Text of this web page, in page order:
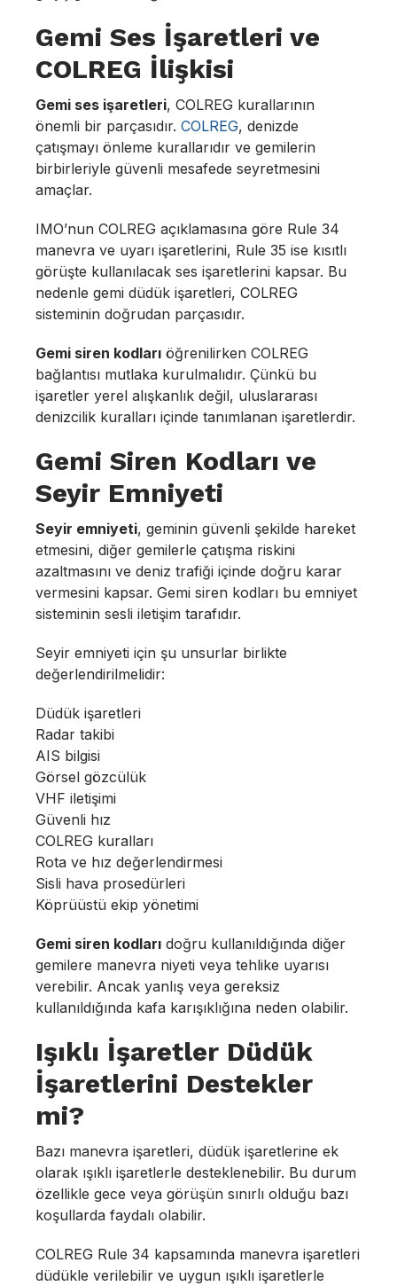
Gemi Ses İşaretleri ve
COLREG İlişkisi
Gemi ses işaretleri, COLREG kurallarının
önemli bir parçasıdır. COLREG, denizde
çatışmayı önleme kurallarıdır ve gemilerin
birbirleriyle güvenli mesafede seyretmesini
amaçlar.
IMO’nun COLREG açıklamasına göre Rule 34
manevra ve uyarı işaretlerini, Rule 35 ise kısıtlı
görüşte kullanılacak ses işaretlerini kapsar. Bu
nedenle gemi düdük işaretleri, COLREG
sisteminin doğrudan parçasıdır.
Gemi siren kodları öğrenilirken COLREG
bağlantısı mutlaka kurulmalıdır. Çünkü bu
işaretler yerel alışkanlık değil, uluslararası
denizcilik kuralları içinde tanımlanan işaretlerdir.
Gemi Siren Kodları ve
Seyir Emniyeti
Seyir emniyeti, geminin güvenli şekilde hareket
etmesini, diğer gemilerle çatışma riskini
azaltmasını ve deniz trafiği içinde doğru karar
vermesini kapsar. Gemi siren kodları bu emniyet
sisteminin sesli iletişim tarafıdır.
Seyir emniyeti için şu unsurlar birlikte
değerlendirilmelidir:
Düdük işaretleri
Radar takibi
AIS bilgisi
Görsel gözcülük
VHF iletişimi
Güvenli hız
COLREG kuralları
Rota ve hız değerlendirmesi
Sisli hava prosedürleri
Köprüüstü ekip yönetimi
Gemi siren kodları doğru kullanıldığında diğer
gemilere manevra niyeti veya tehlike uyarısı
verebilir. Ancak yanlış veya gereksiz
kullanıldığında kafa karışıklığına neden olabilir.
Işıklı İşaretler Düdük
İşaretlerini Destekler
mi?
Bazı manevra işaretleri, düdük işaretlerine ek
olarak ışıklı işaretlerle desteklenebilir. Bu durum
özellikle gece veya görüşün sınırlı olduğu bazı
koşullarda faydalı olabilir.
COLREG Rule 34 kapsamında manevra işaretleri
düdükle verilebilir ve uygun ışıklı işaretlerle